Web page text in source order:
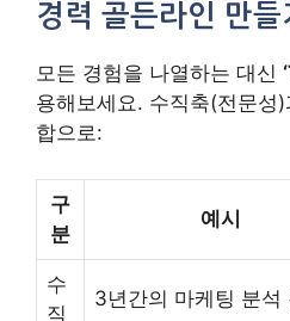
경력 골든라인 만들
모든 경험을 나열하는 대신
용해보세요. 수직축(전문성
합으로:
구
분
예시
수
직
3년간의 마케팅 분석